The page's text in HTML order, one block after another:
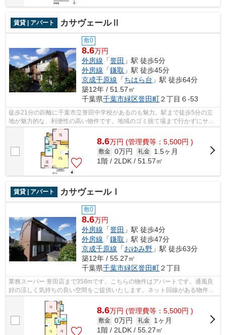
賃貸 | アパート カサヴェールⅡ
敷0
8.6万円
外房線 「誉田 」駅 徒歩5分
外房線 「鎌取 」駅 徒歩45分
京成千原線 「ちはら台 」駅 徒歩64分
築12年 / 51.57㎡
千葉県千葉市緑区誉田町２丁目６-53
徒歩21分の距離に千葉市立誉田中学校があるのも魅力。駅まで徒歩5分の立
地が魅力的な、利便性の高い物件です。地域のゴミ捨て場まで行かずにサッ
とゴミ出しできるように、共用部にゴミ...
8.6万円 (管理費等：5,500円 )
敷金 0万円 礼金
1.5ヶ月
1階 / 2LDK / 51.57㎡
賃貸 | アパート カサヴェールⅠ
敷0
8.6万円
外房線 「誉田 」駅 徒歩4分
外房線 「鎌取 」駅 徒歩47分
京成千原線 「おゆみ野 」駅 徒歩63分
築12年 / 55.27㎡
千葉県千葉市緑区誉田町２丁目
業務スーパー 誉田店まで358mです。こちらの物件はアパートです。通風良
好の涼しく気持ちの良い空間をご提供いたします。ネット回線がある物件で
す。ココ外房線誉田近辺にて、新着情報...
8.6万円 (管理費等：5,500円 )
敷金 0万円 礼金
1ヶ月
1階 / 2LDK / 55.27㎡